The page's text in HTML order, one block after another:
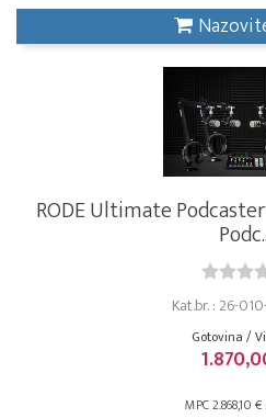
RODE Ultimate
Kat.br. : 26-
Gotovina /
MPC 2.868,10